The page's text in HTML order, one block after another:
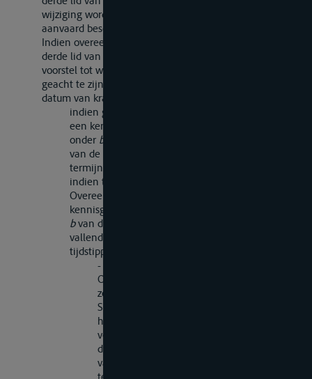
wijziging wordt gemaakt, wordt de wijziging als niet
aanvaard beschouwd en wordt zij niet van kracht.
Indien overeenkomstig het bepaalde in het tweede en
derde lid van dit artikel geen bezwaar tegen het
voorstel tot wijziging wordt gemaakt, wordt de wijziging
geacht te zijn aanvaard en wordt zij op de volgende
datum van kracht:
indien geen der Overeenkomstsluitende Partijen
een kennisgeving als bedoeld in het tweede lid,
onder b
van de in het tweede lid van dit artikel bedoelde
termijn;
indien ten minste een der
Overeenkomstsluitende Partijen een
kennisgeving als bedoeld in het tweede lid, onder
bvan dit artikel heeft gedaan, op het eerst
vallende van de beide hierna genoemde
tijdstippen:
- de datum waarop alle
Overeenkomstsluitende Partijen die een
zodanige kennisgeving nebben gedaan de
Secretaris-Generaal ervan in kennis
hebben gesteld dat zij instemmen met het
voorstel tot wijziging, met dien verstande
dat deze datum wordt gesteld op het einde
van de in lid 2 van dit artikel bedoelde